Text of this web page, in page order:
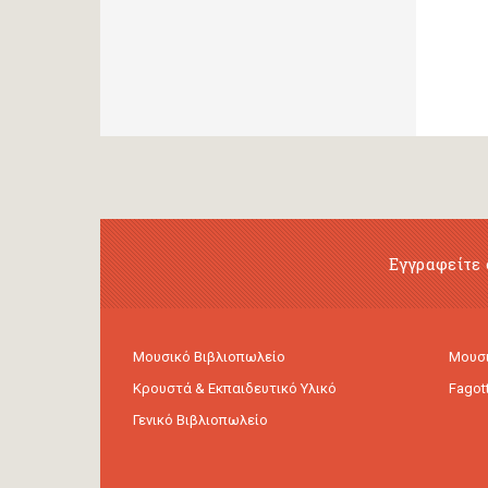
Μουσικό Βιβλιοπωλείο
Κρουστά & Εκπαιδευτικό Υλικό
Γενικό Βιβλιοπωλείο